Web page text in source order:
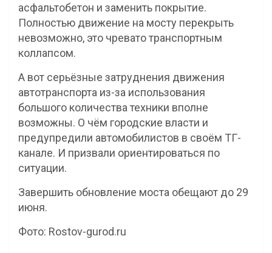
асфальтобетон и заменить покрытие.
Полностью движение на мосту перекрыть
невозможно, это чревато транспортным
коллапсом.
А вот серьёзные затруднения движения
автотранспорта из-за использования
большого количества техники вполне
возможны. О чём городские власти и
предупредили автомобилистов в своём ТГ-
канале. И призвали ориентироваться по
ситуации.
Завершить обновление моста обещают до 29
июня.
Фото: Rostov-gurod.ru